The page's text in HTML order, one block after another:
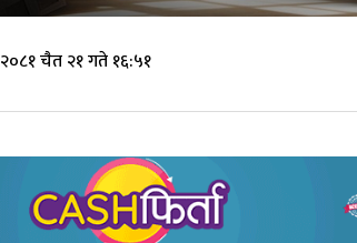
२०८१ चैत २१ गते १६:५१